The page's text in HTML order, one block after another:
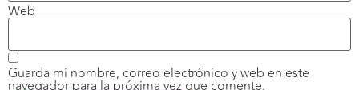
Web
Guarda mi nombre, correo electrónico y web en este